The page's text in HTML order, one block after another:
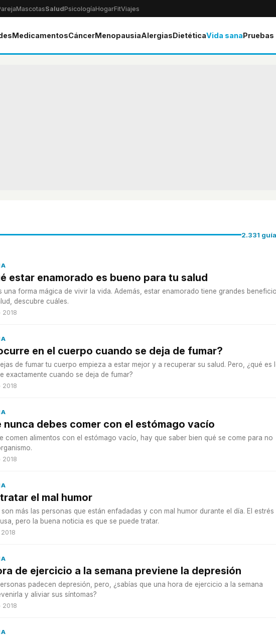
MascotasSaludPsicologíaHogarFitViajes
MedicamentosCáncerMenopausiaAlergiasDietéticaVida sana
2.331
estar enamorado es bueno para tu salud
una forma mágica de vivir la vida. Además, estar enamorado tiene grandes
descubre cuáles.
2018
en el cuerpo cuando se deja de fumar?
de fumar tu cuerpo empieza a estar mejor y a recuperar su salud. Pero, ¿qué es
exactamente cuando se deja de fumar?
2018
nunca debes comer con el estómago vacío
comen alimentos con el estómago vacío, hay que saber bien qué se come para no
2018
el mal humor
más las personas que están enfadadas y con mal humor durante el día. El estrés
pero la buena noticia es que se puede tratar.
de ejercicio a la semana previene la depresión
padecen depresión, pero, ¿sabías que una hora de ejercicio a la semana
y aliviar sus síntomas?
2018